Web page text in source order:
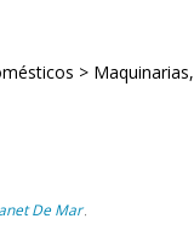
> Maquinarias,
De Mar ,